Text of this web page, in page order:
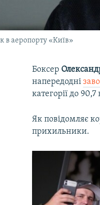
в аеропорту «Київ»
Боксер
напередодні
категорії до 90,7
Як повідомляє
прихильники.